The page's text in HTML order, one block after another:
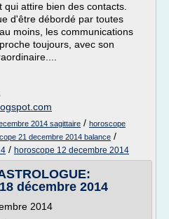
attire bien des contacts.
d'être débordé par toutes
moins, les communications
toujours, avec son
2014 sagittaire / horoscope
21 decembre 2014 balance /
/ horoscope 12 decembre 2014
décembre 2014
2014